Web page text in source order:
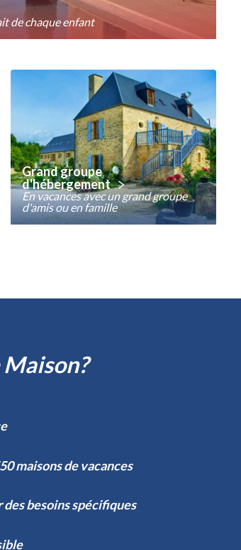
de chaque enfant
Grand groupe
d'hébergement
En vacances avec un grand groupe
d'amis ou en famille
maisons de vacances
des besoins spécifiques